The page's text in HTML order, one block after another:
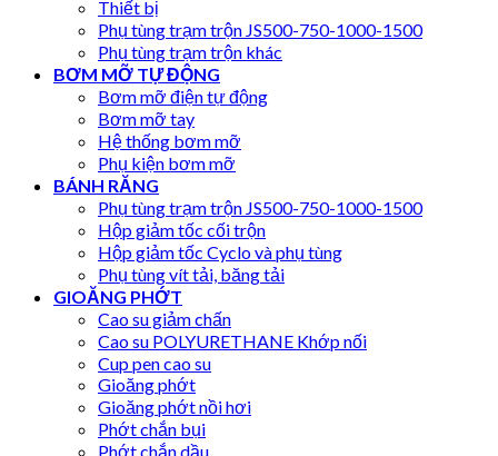
Thiết bị
Phụ tùng trạm trộn JS500-750-1000-1500
Phụ tùng trạm trộn khác
BƠM MỠ TỰ ĐỘNG
Bơm mỡ điện tự động
Bơm mỡ tay
Hệ thống bơm mỡ
Phụ kiện bơm mỡ
BÁNH RĂNG
Phụ tùng trạm trộn JS500-750-1000-1500
Hộp giảm tốc cối trộn
Hộp giảm tốc Cyclo và phụ tùng
Phụ tùng vít tải, băng tải
GIOĂNG PHỚT
Cao su giảm chấn
Cao su POLYURETHANE Khớp nối
Cup pen cao su
Gioăng phớt
Gioăng phớt nồi hơi
Phớt chắn bụi
Phớt chắn dầu